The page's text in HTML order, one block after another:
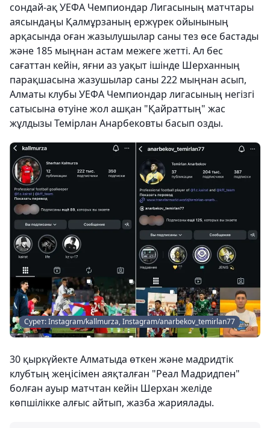
сондай-ақ УЕФА Чемпиондар Лигасының матчтары
аясындаңы Қалмұрзаның ержүрек ойынының
арқасында оған жазылушылар саны тез өсе бастады
және 185 мыңнан астам межеге жетті. Ал бес
сағаттан кейін, яғни аз уақыт ішінде Шерханның
парақшасына жазушылар саны 222 мыңнан асып,
Алматы клубы УЕФА Чемпиондар лигасының негізгі
сатысына өтуіне жол ашқан "Қайраттың" жас
жұлдызы Темірлан Анарбековты басып озды.
Сурет: Instagram/kallmurza, Instagram/anarbekov_temirlan77
30 қыркүйекте Алматыда өткен және мадридтік
клубтың жеңісімен аяқталған "Реал Мадридпен"
болған ауыр матчтан кейін Шерхан желіде
көпшілікке алғыс айтып, жазба жариялады.